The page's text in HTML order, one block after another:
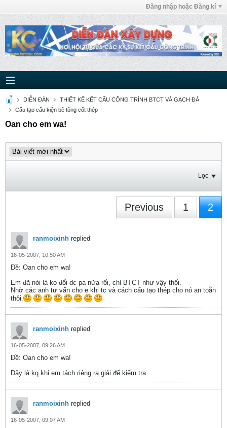
Đăng nhập hoặc Đăng kí
DIỄN ĐÀN
THIẾT KẾ KẾT CẤU CÔNG TRÌNH BTCT VÀ GẠCH ĐÁ
Cấu tạo cấu kiện bê tông cốt thép
Oan cho em wa!
Lọc
Previous 1 2
ranmoixinh replied
16-05-2007, 10:50 AM
Ðề: Oan cho em wa!
Em đã nói là ko đổi dc pa nữa rối, chỉ BTCT như vậy thối.
Nhờ các anh tư vấn cho e khi tc và cách cấu tạo thép cho nó an toằn
thôi.
ranmoixinh replied
16-05-2007, 09:26 AM
Ðề: Oan cho em wa!
Dây là kq khi em tách riêng ra giải để kiểm tra.
ranmoixinh replied
16-05-2007, 09:07 AM